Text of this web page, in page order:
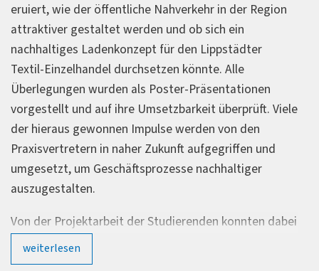
eruiert, wie der öffentliche Nahverkehr in der Region
attraktiver gestaltet werden und ob sich ein
nachhaltiges Ladenkonzept für den Lippstädter
Textil-Einzelhandel durchsetzen könnte. Alle
Überlegungen wurden als Poster-Präsentationen
vorgestellt und auf ihre Umsetzbarkeit überprüft. Viele
der hieraus gewonnen Impulse werden von den
Praxisvertretern in naher Zukunft aufgegriffen und
umgesetzt, um Geschäftsprozesse nachhaltiger
auszugestalten.
Von der Projektarbeit der Studierenden konnten dabei
folgende Unternehmen profitieren: die
GmbH,Bauer Engels
weiterlesen